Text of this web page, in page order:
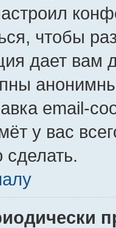
чтобы
дает вам
email-
у вас
сделать.